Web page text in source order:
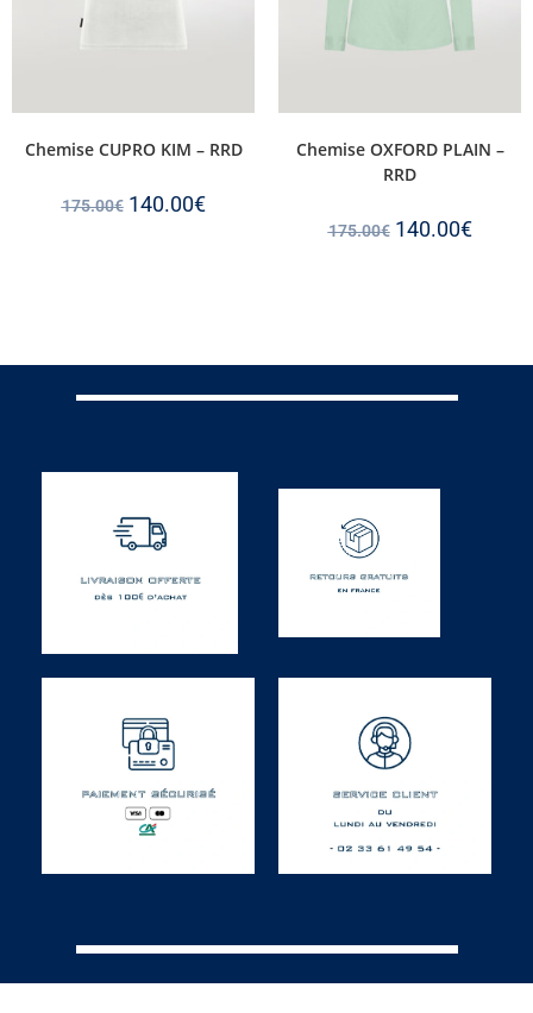
Chemise CUPRO KIM – RRD
175.00€ 140.00€
Chemise OXFORD PLAIN –
RRD
175.00€ 140.00€